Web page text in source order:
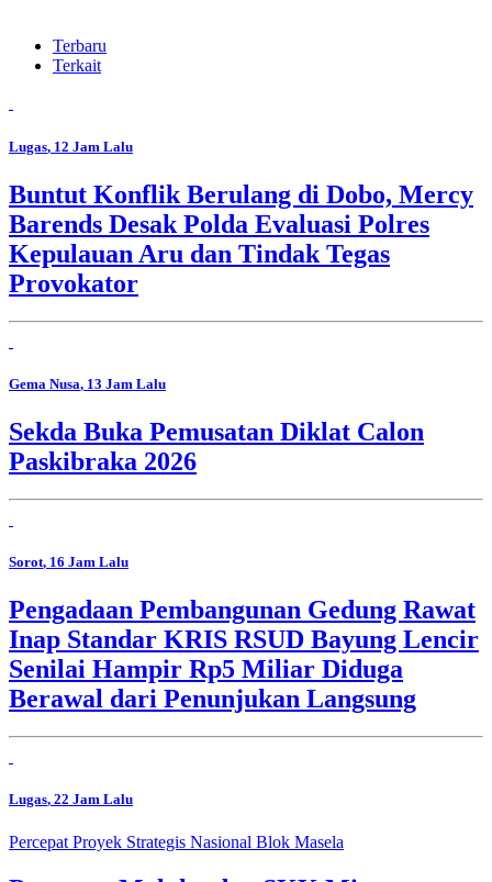
Terbaru
Terkait
Lugas, 12 Jam Lalu
Buntut Konflik Berulang di Dobo, Mercy
Barends Desak Polda Evaluasi Polres
Kepulauan Aru dan Tindak Tegas
Provokator
Gema Nusa, 13 Jam Lalu
Sekda Buka Pemusatan Diklat Calon
Paskibraka 2026
Sorot, 16 Jam Lalu
Pengadaan Pembangunan Gedung Rawat
Inap Standar KRIS RSUD Bayung Lencir
Senilai Hampir Rp5 Miliar Diduga
Berawal dari Penunjukan Langsung
Lugas, 22 Jam Lalu
Percepat Proyek Strategis Nasional Blok Masela